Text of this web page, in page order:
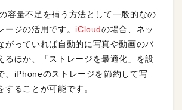
容量不足を補う方法として一般的なの
ージの活用です。 iCloudの場合、ネッ
がっていれば自動的に写真や動画のバ
るほか、「ストレージを最適化」を設
、iPhoneのストレージを節約して写
することが可能です。